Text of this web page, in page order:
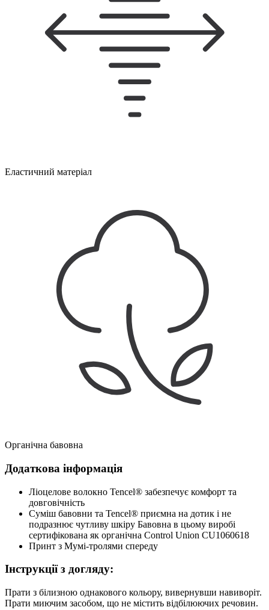
Еластичний матеріал
Органічна бавовна
Додаткова інформація
Ліоцелове волокно Tencel® забезпечує комфорт та
довговічність
Суміш бавовни та Tencel® приємна на дотик і не
подразнює чутливу шкіру Бавовна в цьому виробі
сертифікована як органічна Control Union CU1060618
Принт з Мумі-тролями спереду
Інструкції з догляду:
Прати з білизною однакового кольору, вивернувши навиворіт.
Прати миючим засобом, що не містить відбілюючих речовин.